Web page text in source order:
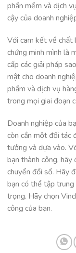
phần mềm và dịch
cậy của doanh
Với cam kết về chất
chứng minh mình là
cấp các giải pháp
mật cho doanh
phẩm và dịch vụ
trong mọi giai đoạn
Doanh nghiệp của
còn cần một đối tác
tưởng và dựa vào.
bạn thành công,
chuyển đổi số. Hãy
bạn có thể tập trung
trọng. Hãy chọn
công của bạn.